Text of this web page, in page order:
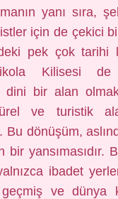
yanı sıra,
için de çekici
pek çok tarihi
Kilisesi de
dini bir alan
ve turistik
Bu dönüşüm,
bir yansımasıdır.
ibadet
ve dünya